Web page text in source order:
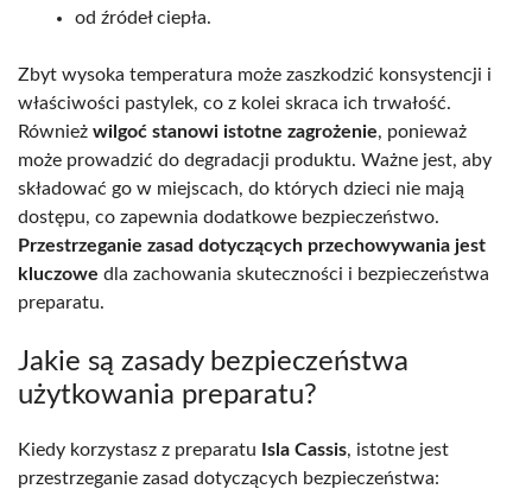
od źródeł ciepła.
Zbyt wysoka temperatura może zaszkodzić konsystencji i
właściwości pastylek, co z kolei skraca ich trwałość.
Również wilgoć stanowi istotne zagrożenie, ponieważ
może prowadzić do degradacji produktu. Ważne jest, aby
składować go w miejscach, do których dzieci nie mają
dostępu, co zapewnia dodatkowe bezpieczeństwo.
Przestrzeganie zasad dotyczących przechowywania jest
kluczowe dla zachowania skuteczności i bezpieczeństwa
preparatu.
Jakie są zasady bezpieczeństwa
użytkowania preparatu?
Kiedy korzystasz z preparatu Isla Cassis, istotne jest
przestrzeganie zasad dotyczących bezpieczeństwa: